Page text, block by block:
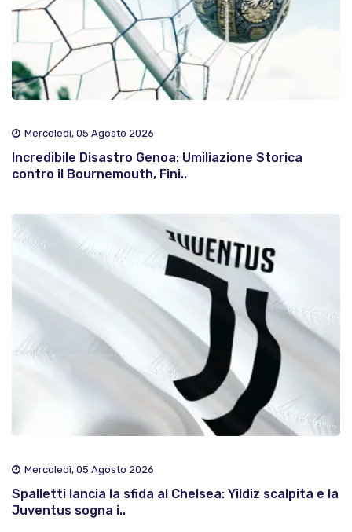
Mercoledì, 05 Agosto 2026
Incredibile Disastro Genoa: Umiliazione Storica
contro il Bournemouth, Fini..
Mercoledì, 05 Agosto 2026
Spalletti lancia la sfida al Chelsea: Yildiz scalpita e la
Juventus sogna i..